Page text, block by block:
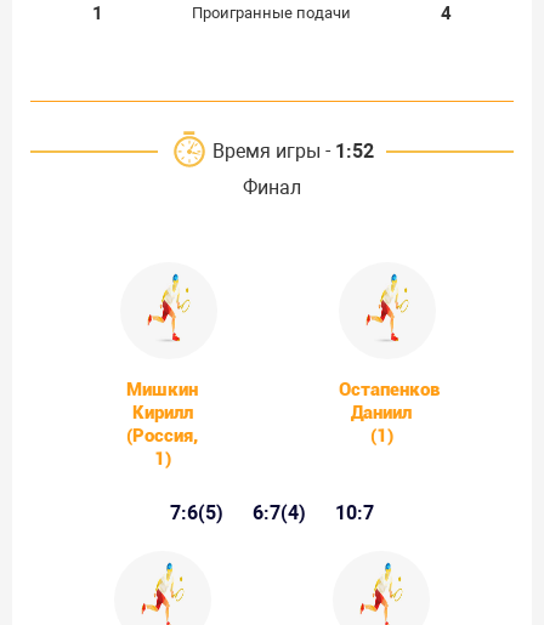
1
Проигранные подачи 4
Время игры - 1:52
Финал
Мишкин
Кирилл
(Россия,
1)
Остапенков
Даниил
(1)
7:6(5) 6:7(4) 10:7